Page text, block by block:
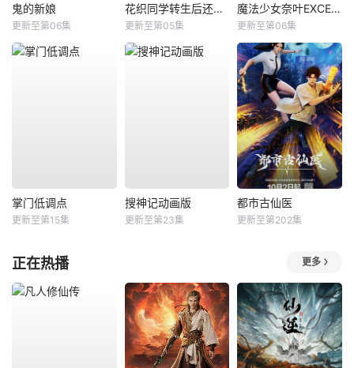
鬼的新娘
更新至第06集
花织同学转生后还是想干架
更新至第05集
魔法少女奈叶EXCEEDS Gun Blaze Vengeance
更新至第06集
掌门低调点
更新至第15集
搜神记动画版
更新至第23集
都市古仙医
更新至第202集
正在热播 更多